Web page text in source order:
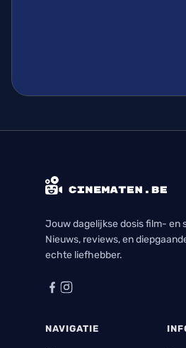
Jouw dagelijkse dosis film- en
Nieuws, reviews, en
echte liefhebber.
NAVIGATIE